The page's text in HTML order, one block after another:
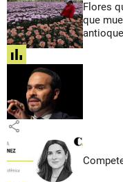
Flores
que
share
share